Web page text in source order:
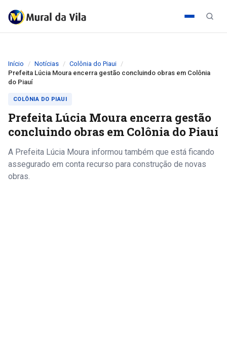
Início Notícias
Colônia do Piaui
Prefeita Lúcia Moura encerra gestão concluindo obras em Colônia
do Piauí
COLÔNIA DO PIAUI
Prefeita Lúcia Moura encerra gestão
concluindo obras em Colônia do Piauí
A Prefeita Lúcia Moura informou também que está ficando
assegurado em conta recurso para construção de novas
obras.